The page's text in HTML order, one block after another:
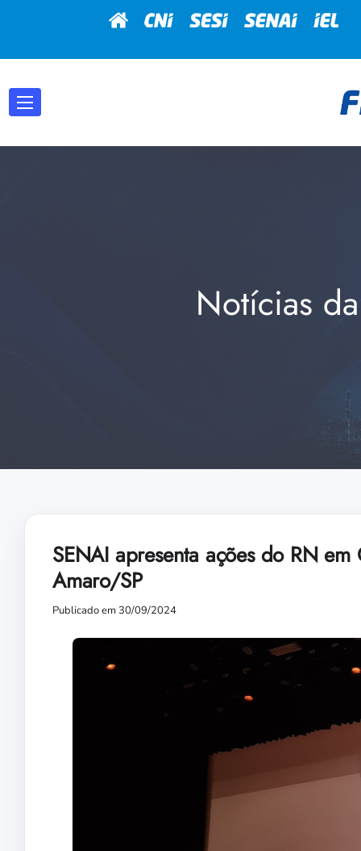
Notícias
SENAI apresenta ações do RN
Amaro/SP
Publicado em 30/09/2024